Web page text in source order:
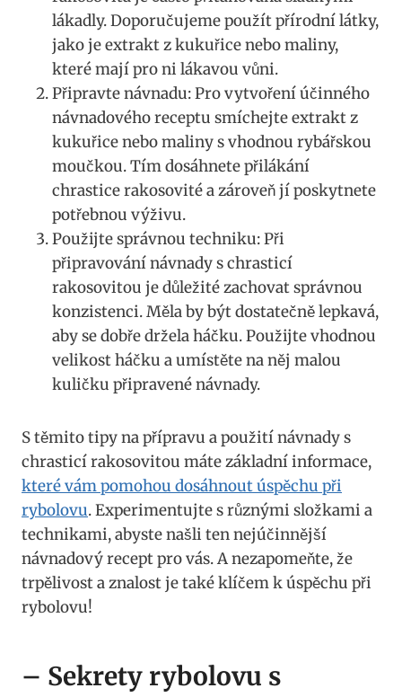
lákadly. Doporučujeme použít přírodní látky,
‌jako je extrakt z kukuřice nebo maliny,
které mají pro ni⁤ lákavou vůni.
Připravte návnadu: Pro vytvoření účinného
návnadového receptu ​smíchejte extrakt z
kukuřice nebo maliny s vhodnou rybářskou
moučkou. Tím dosáhnete přilákání
chrastice rakosovité a zároveň​ jí poskytnete
potřebnou výživu.
Použijte⁢ správnou techniku: Při
připravování ‍návnady s chrasticí
rakosovitou ‍je důležité⁤ zachovat správnou
konzistenci.​ Měla by být dostatečně lepkavá,‌
aby se dobře držela háčku. ​Použijte vhodnou
velikost háčku a umístěte na něj malou
kuličku‍ připravené návnady.
S těmito tipy ⁤na přípravu a použití ‍návnady s
chrasticí rakosovitou máte ‍základní informace,
které vám pomohou dosáhnout ⁣úspěchu při
rybolovu. Experimentujte‍ s různými složkami a
technikami, ⁤abyste našli ten nejúčinnější
návnadový recept pro vás. ​A nezapomeňte, že⁣
trpělivost a znalost ‍je také klíčem k úspěchu při
rybolovu!
– Sekrety⁤ rybolovu s